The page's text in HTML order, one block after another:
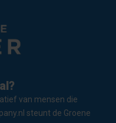
van mensen die
steunt de Groene